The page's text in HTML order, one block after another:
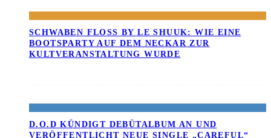
SCHWABEN FLOSS BY LE SHUUK: WIE EINE B
OOTSPARTY AUF DEM NECKAR ZUR K
ULTVERANSTALTUNG WURDE
D.O.D KÜNDIGT DEBÜTALBUM AN UND
VERÖFFENTLICHT NEUE SINGLE „CAREFUL“